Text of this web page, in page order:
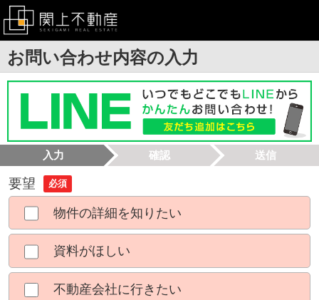
お問い合わせ内容の入力
入力 確認 送信
要望 必須
物件の詳細を知りたい
資料がほしい
不動産会社に行きたい